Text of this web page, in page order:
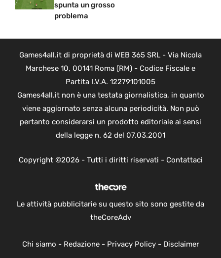
spunta un grosso
problema
Games4all.it di proprietà di WEB 365 SRL - Via Nicola
Marchese 10, 00141 Roma (RM) - Codice Fiscale e
Partita I.V.A. 12279101005
Games4all.it non è una testata giornalistica, in quanto
viene aggiornato senza alcuna periodicità. Non può
pertanto considerarsi un prodotto editoriale ai sensi
della legge n. 62 del 07.03.2001
Copyright ©2026 - Tutti i diritti riservati - Contattaci
Le attività pubblicitarie su questo sito sono gestite da
theCoreAdv
Chi siamo - Redazione- Privacy Policy- Disclaimer